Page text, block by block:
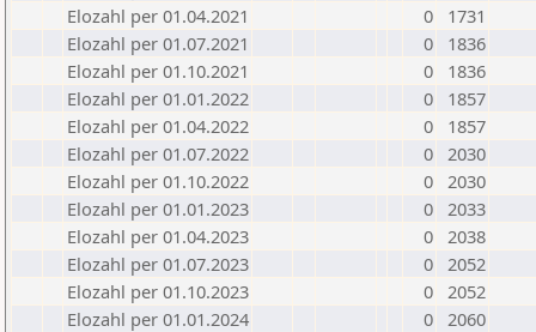
Elozahl per 01.04.2021
0
1731
Elozahl per 01.07.2021
0
1836
Elozahl per 01.10.2021
0
1836
Elozahl per 01.01.2022
0
1857
Elozahl per 01.04.2022
0
1857
Elozahl per 01.07.2022
0 2030
Elozahl per 01.10.2022
0 2030
Elozahl per 01.01.2023
0 2033
Elozahl per 01.04.2023
0 2038
Elozahl per 01.07.2023
0 2052
Elozahl per 01.10.2023
0 2052
Elozahl per 01.01.2024
0 2060